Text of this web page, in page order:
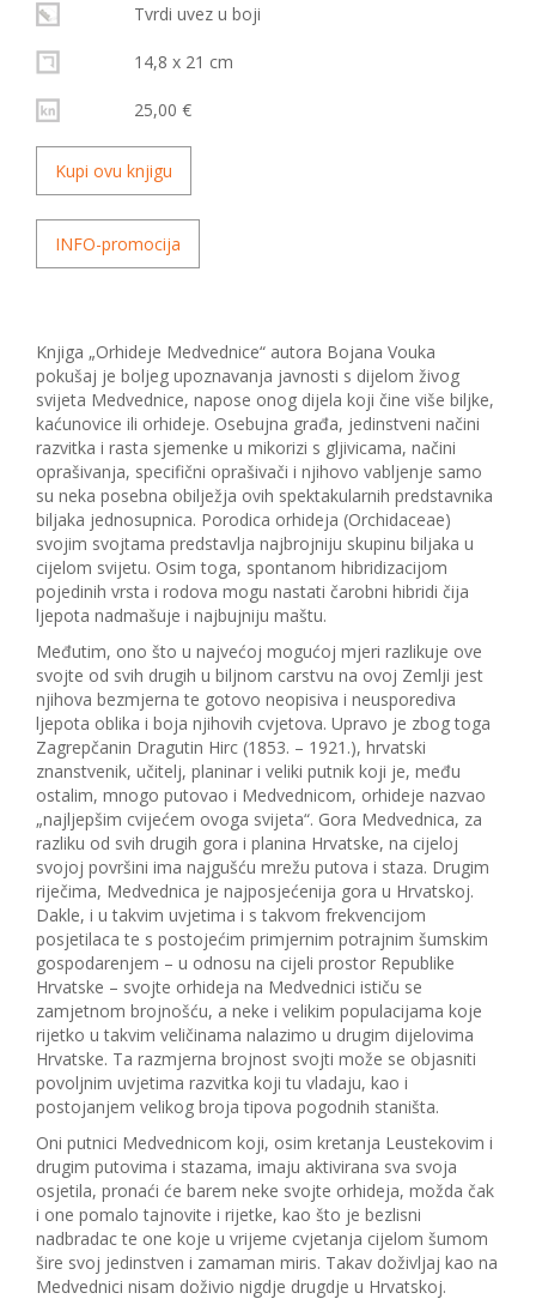
Tvrdi uvez u boji
14,8 x 21 cm
25,00 €
Kupi ovu knjigu
INFO-promocija
Knjiga „Orhideje Medvednice“ autora Bojana Vouka
pokušaj je boljeg upoznavanja javnosti s dijelom živog
svijeta Medvednice, napose onog dijela koji čine više biljke,
kaćunovice ili orhideje. Osebujna građa, jedinstveni načini
razvitka i rasta sjemenke u mikorizi s gljivicama, načini
oprašivanja, specifični oprašivači i njihovo vabljenje samo
su neka posebna obilježja ovih spektakularnih predstavnika
biljaka jednosupnica. Porodica orhideja (Orchidaceae)
svojim svojtama predstavlja najbrojniju skupinu biljaka u
cijelom svijetu. Osim toga, spontanom hibridizacijom
pojedinih vrsta i rodova mogu nastati čarobni hibridi čija
ljepota nadmašuje i najbujniju maštu.
Međutim, ono što u najvećoj mogućoj mjeri razlikuje ove
svojte od svih drugih u biljnom carstvu na ovoj Zemlji jest
njihova bezmjerna te gotovo neopisiva i neusporediva
ljepota oblika i boja njihovih cvjetova. Upravo je zbog toga
Zagrepčanin Dragutin Hirc (1853. – 1921.), hrvatski
znanstvenik, učitelj, planinar i veliki putnik koji je, među
ostalim, mnogo putovao i Medvednicom, orhideje nazvao
„najljepšim cvijećem ovoga svijeta“. Gora Medvednica, za
razliku od svih drugih gora i planina Hrvatske, na cijeloj
svojoj površini ima najgušću mrežu putova i staza. Drugim
riječima, Medvednica je najposjećenija gora u Hrvatskoj.
Dakle, i u takvim uvjetima i s takvom frekvencijom
posjetilaca te s postojećim primjernim potrajnim šumskim
gospodarenjem – u odnosu na cijeli prostor Republike
Hrvatske – svojte orhideja na Medvednici ističu se
zamjetnom brojnošću, a neke i velikim populacijama koje
rijetko u takvim veličinama nalazimo u drugim dijelovima
Hrvatske. Ta razmjerna brojnost svojti može se objasniti
povoljnim uvjetima razvitka koji tu vladaju, kao i
postojanjem velikog broja tipova pogodnih staništa.
Oni putnici Medvednicom koji, osim kretanja Leustekovim i
drugim putovima i stazama, imaju aktivirana sva svoja
osjetila, pronaći će barem neke svojte orhideja, možda čak
i one pomalo tajnovite i rijetke, kao što je bezlisni
nadbradac te one koje u vrijeme cvjetanja cijelom šumom
šire svoj jedinstven i zamaman miris. Takav doživljaj kao na
Medvednici nisam doživio nigdje drugdje u Hrvatskoj.